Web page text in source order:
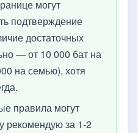
могут
подтверждение
достаточных
— от 10 000 бат на
на семью), хотя
правила могут
рекомендую за 1-2